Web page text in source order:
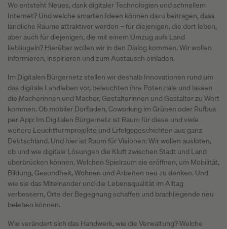
Wo entsteht Neues, dank digitaler Technologien und schnellem
Internet? Und welche smarten Ideen können dazu beitragen, dass
ländliche Räume attraktiver werden – für diejenigen, die dort leben,
aber auch für diejenigen, die mit einem Umzug aufs Land
liebäugeln? Hierüber wollen wir in den Dialog kommen. Wir wollen
informieren, inspirieren und zum Austausch einladen.
Im Digitalen Bürgernetz stellen wir deshalb Innovationen rund um
das digitale Landleben vor, beleuchten ihre Potenziale und lassen
die Macherinnen und Macher, Gestalterinnen und Gestalter zu Wort
kommen. Ob mobiler Dorfladen, Coworking im Grünen oder Rufbus
per App: Im Digitalen Bürgernetz ist Raum für diese und viele
weitere Leuchtturmprojekte und Erfolgsgeschichten aus ganz
Deutschland. Und hier ist Raum für Visionen: Wir wollen ausloten,
ob und wie digitale Lösungen die Kluft zwischen Stadt und Land
überbrücken können. Welchen Spielraum sie eröffnen, um Mobilität,
Bildung, Gesundheit, Wohnen und Arbeiten neu zu denken. Und
wie sie das Miteinander und die Lebensqualität im Alltag
verbessern, Orte der Begegnung schaffen und brachliegende neu
beleben können.
Wie verändert sich das Handwerk, wie die Verwaltung? Welche